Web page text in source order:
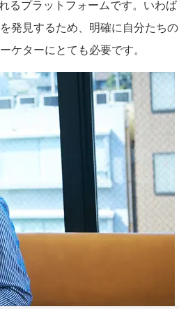
るプラットフォームです。いわば
発見するため、明確に自分たちの
ケターにとても必要です。